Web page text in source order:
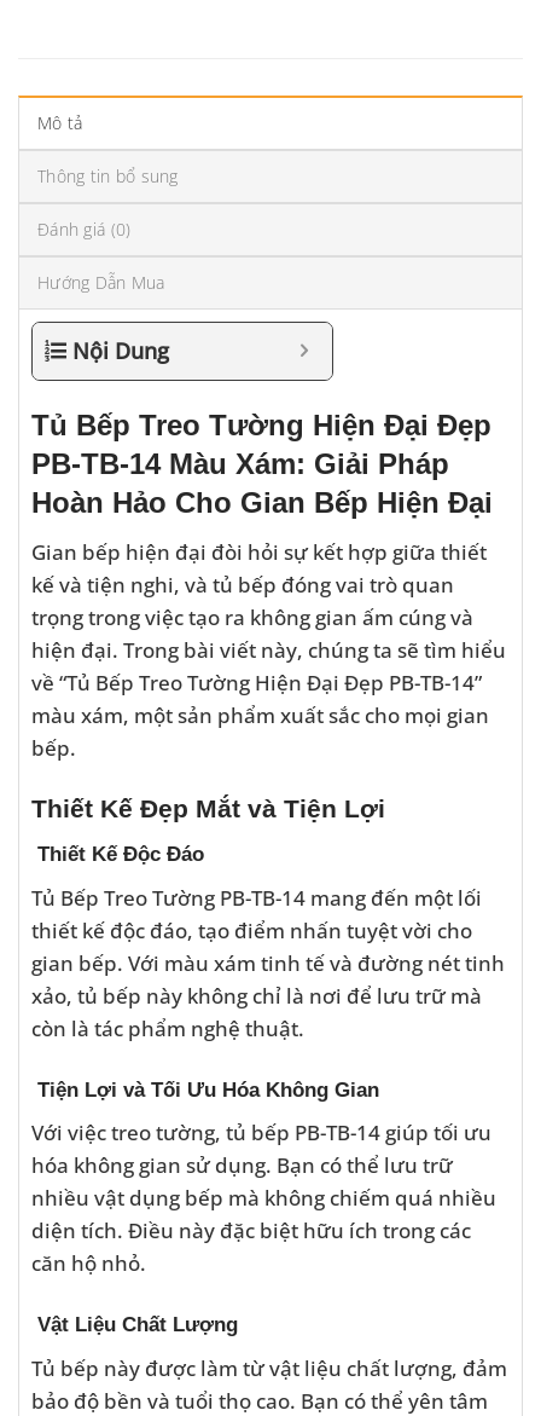
Mô tả
Thông tin bổ sung
Đánh giá (0)
Hướng Dẫn Mua
Nội Dung
Tủ Bếp Treo Tường Hiện Đại Đẹp
PB-TB-14 Màu Xám: Giải Pháp
Hoàn Hảo Cho Gian Bếp Hiện Đại
Gian bếp hiện đại đòi hỏi sự kết hợp giữa thiết
kế và tiện nghi, và tủ bếp đóng vai trò quan
trọng trong việc tạo ra không gian ấm cúng và
hiện đại. Trong bài viết này, chúng ta sẽ tìm hiểu
về “Tủ Bếp Treo Tường Hiện Đại Đẹp PB-TB-14”
màu xám, một sản phẩm xuất sắc cho mọi gian
bếp.
Thiết Kế Đẹp Mắt và Tiện Lợi
Thiết Kế Độc Đáo
Tủ Bếp Treo Tường PB-TB-14 mang đến một lối
thiết kế độc đáo, tạo điểm nhấn tuyệt vời cho
gian bếp. Với màu xám tinh tế và đường nét tinh
xảo, tủ bếp này không chỉ là nơi để lưu trữ mà
còn là tác phẩm nghệ thuật.
Tiện Lợi và Tối Ưu Hóa Không Gian
Với việc treo tường, tủ bếp PB-TB-14 giúp tối ưu
hóa không gian sử dụng. Bạn có thể lưu trữ
nhiều vật dụng bếp mà không chiếm quá nhiều
diện tích. Điều này đặc biệt hữu ích trong các
căn hộ nhỏ.
Vật Liệu Chất Lượng
Tủ bếp này được làm từ vật liệu chất lượng, đảm
bảo độ bền và tuổi thọ cao. Bạn có thể yên tâm